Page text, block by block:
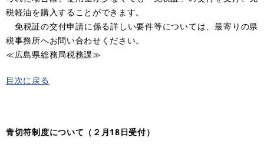
税軽油を購入することができます。
免税証の交付申請に係る詳しい要件等については、最寄りの県
税事務所へお問い合わせください。
≪広島県総務局税務課≫
目次に戻る
青切符制度について（２月18日受付）